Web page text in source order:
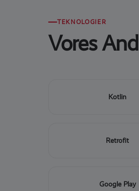
TEKNOLOGIER
Vores
Kotlin
Retrofit
Google Play